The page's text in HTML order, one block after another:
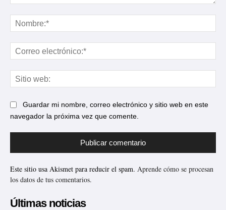
Guardar mi nombre, correo electrónico y sitio web en este
navegador la próxima vez que comente.
Este sitio usa Akismet para reducir el spam. Aprende cómo se procesan
los datos de tus comentarios.
Últimas noticias